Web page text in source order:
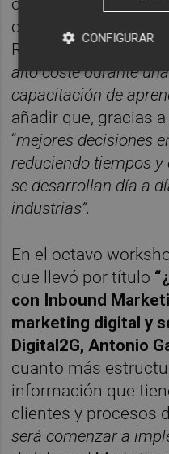
capacitación
RV
“reduce el riesgo
alto coste durante
capacitación de
añadir que, gracias
“mejores decisiones
reduciendo tiempos y
se desarrollan día a
industrias”.
En el octavo
que llevó por título
con Inbound
marketing digital y
Digital2G, Antonio
cuanto más
información que
clientes y procesos
será comenzar a
CONFIGURAR